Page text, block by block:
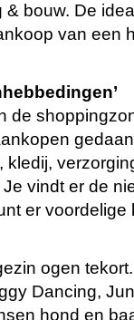
bouw. De
van een
de
vindt er de
er voordelige
ogen
Dancing,
hond en